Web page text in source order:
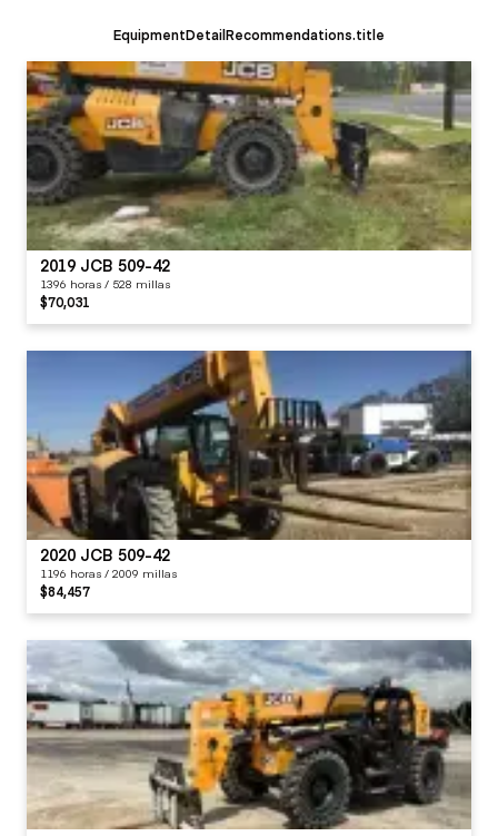
EquipmentDetailRecommendations.title
2019 JCB 509-42
1396 horas / 528 millas
$70,031
2020 JCB 509-42
1196 horas / 2009 millas
$84,457